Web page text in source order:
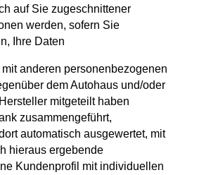
auf Sie zugeschnittener
werden, sofern Sie
Ihre Daten
anderen personenbezogenen
dem Autohaus und/oder
mitgeteilt haben
zusammengeführt,
automatisch ausgewertet, mit
hieraus ergebende
Kundenprofil mit individuellen